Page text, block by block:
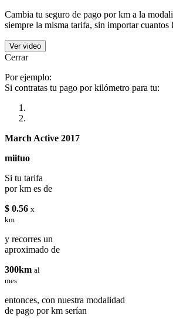
Cambia tu seguro de pago por km a la
siempre la misma tarifa, sin importar cuantos
Ver video
Cerrar
Por ejemplo:
Si contratas tu pago por kilómetro para tu:
March Active 2017
miituo
Si tu tarifa
por km es de
$ 0.56 x
km
y recorres un
aproximado de
300km al
mes
entonces, con nuestra modalidad
de pago por km serían